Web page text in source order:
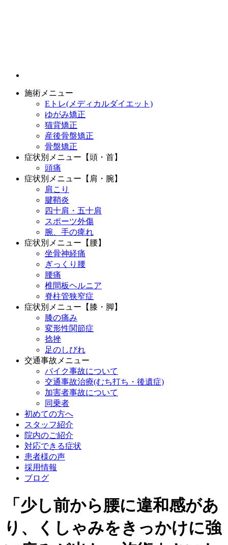
施術メニュー
Eトレ(メディカルダイエット)
ゆがみ矯正
猫背矯正
産後骨盤矯正
骨盤矯正
症状別メニュー【頭・首】
頭痛
症状別メニュー【肩・腕】
肩こり
腱鞘炎
四十肩・五十肩
スポーツ外傷
腕、手の痺れ
症状別メニュー【腰】
坐骨神経痛
ぎっくり腰
腰痛
椎間板ヘルニア
脊柱管狭窄症
症状別メニュー【膝・脚】
膝の痛み
変形性関節症
捻挫
足のしびれ
交通事故メニュー
バイク事故について
交通事故治療(むち打ち・後遺症)
加害者事故について
同乗者
初めての方へ
スタッフ紹介
院内のご紹介
対応できる症状
患者様の声
採用情報
ブログ
「少し前から腰に違和感があ
り、くしゃみをきっかけに強